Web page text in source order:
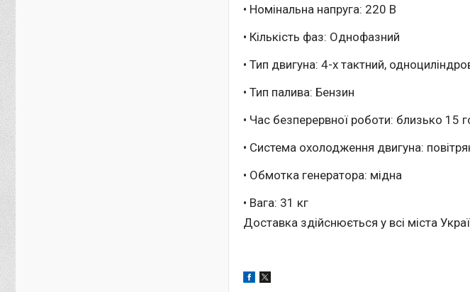
• Номінальна напруга: 220 В
• Кількість фаз: Однофазний
• Тип двигуна: 4-х тактний,
• Тип палива: Бензин
• Час безперервної роботи: близько 15
• Система охолодження двигуна:
• Обмотка генератора: мідна
• Вага: 31 кг
Доставка здійснюється у всі міста